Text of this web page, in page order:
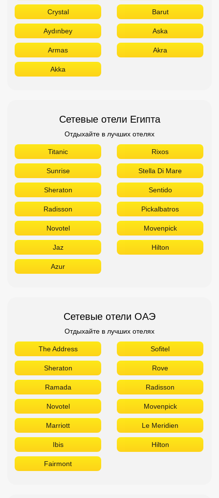
Crystal Barut
Aydınbey Aska
Armas Akra
Akka
Сетевые отели Египта
Отдыхайте в лучших отелях
Titanic Rixos
Sunrise Stella Di Mare
Sheraton Sentido
Radisson Pickalbatros
Novotel Movenpick
Jaz Hilton
Azur
Сетевые отели ОАЭ
Отдыхайте в лучших отелях
The Address Sofitel
Sheraton Rove
Ramada Radisson
Novotel Movenpick
Marriott Le Meridien
Ibis Hilton
Fairmont